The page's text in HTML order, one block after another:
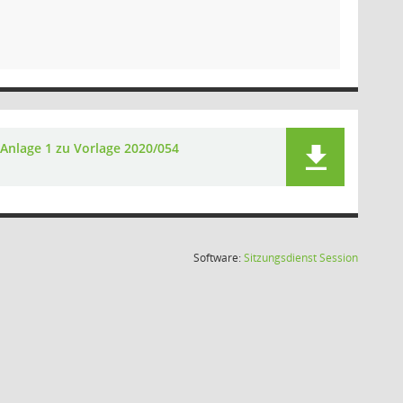
Anlage 1 zu Vorlage 2020/054
Software:SitzungsdienstSession(Wird in